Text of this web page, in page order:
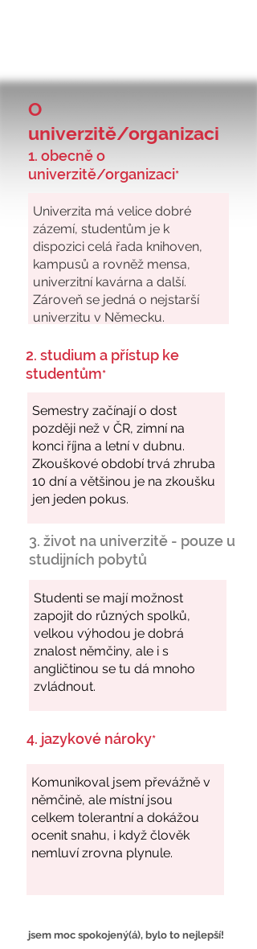
O
univerzitě/organizaci
1. obecně o
univerzitě/organizaci*
2. studium a přístup ke
studentům*
3. život na univerzitě - pouze u
studijních pobytů
4. jazykové nároky*
jsem moc spokojený(á), bylo to nejlepší!